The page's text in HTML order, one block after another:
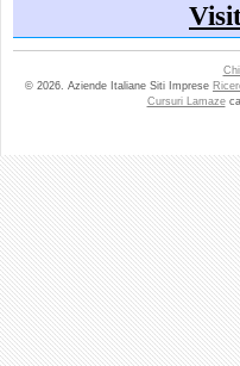
© 2026. Aziende Italiane Siti Imprese
Cursuri Lamaze